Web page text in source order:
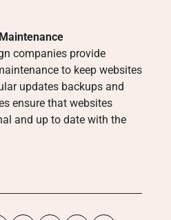
companies provide
to keep websites
updates backups and
ensure that websites
and up to date with the